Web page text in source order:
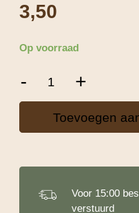
3,50
Op voorraad
-
5cm
aantal
+
Toevoegen
Voor 15:00
verstuurd